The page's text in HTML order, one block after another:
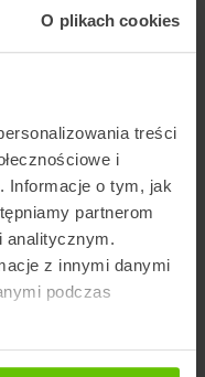
O plikach cookies
treści
i
Informacje o tym, jak
partnerom
analitycznym.
z innymi danymi
podczas
NETTO
PRZESYŁKĘ